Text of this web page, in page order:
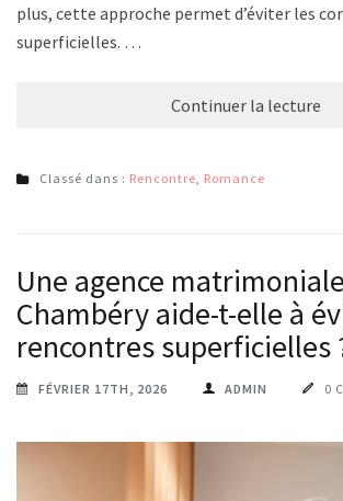
plus, cette approche permet d’éviter les
superficielles. …
Continuer la lecture
Classé dans : Rencontre Romance
Une agence
Chambéry aide-t-elle à
rencontres superficielles
FÉVRIER 17TH, 2026 ADMIN 0